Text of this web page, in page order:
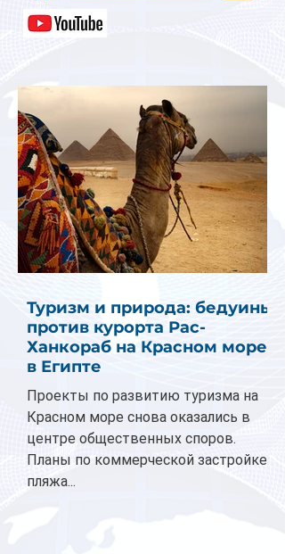
Туризм и природа: бедуины
против курорта Рас-
Ханкораб на Красном море
в Египте
Проекты по развитию туризма на
Красном море снова оказались в
центре общественных споров.
Планы по коммерческой застройке
пляжа...